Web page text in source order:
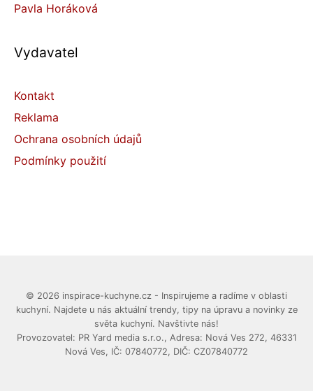
Pavla Horáková
Vydavatel
Kontakt
Reklama
Ochrana osobních údajů
Podmínky použití
© 2026 inspirace-kuchyne.cz - Inspirujeme a radíme v oblasti
kuchyní. Najdete u nás aktuální trendy, tipy na úpravu a novinky ze
světa kuchyní. Navštivte nás!
Provozovatel: PR Yard media s.r.o., Adresa: Nová Ves 272, 46331
Nová Ves, IČ: 07840772, DIČ: CZ07840772